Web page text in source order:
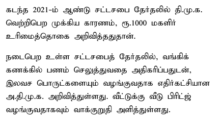
கடந்த 2021-ம் ஆண்டு சட்டசபை தேர்தலில் தி.மு.க.
வெற்றிபெற முக்கிய காரணம், ரூ.1000 மகளிர்
உரிமைத்தொகை அறிவித்ததுதான்.
நடைபெற உள்ள சட்டசபைத் தேர்தலில், வங்கிக்
கணக்கில் பணம் செலுத்துவதை அதிகரிப்பதுடன்,
இலவச பொருட்களையும் வழங்குவதாக எதிர்கட்சியான
அ.தி.மு.க. அறிவித்துள்ளது. வீட்டுக்கு வீடு பிரிட்ஜ்
வழங்குவதாகவும் வாக்குறுதி அளித்துள்ளது.